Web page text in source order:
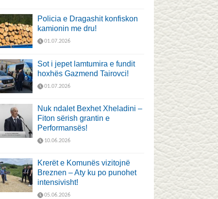
Policia e Dragashit konfiskon
kamionin me dru!
01.07.2026
Sot i jepet lamtumira e fundit
hoxhës Gazmend Tairovci!
01.07.2026
Nuk ndalet Bexhet Xheladini –
Fiton sërish grantin e
Performansës!
10.06.2026
Krerët e Komunës vizitojnë
Breznen – Aty ku po punohet
intensivisht!
05.06.2026